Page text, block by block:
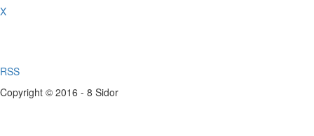
X
RSS
Copyright © 2016 - 8 Sidor